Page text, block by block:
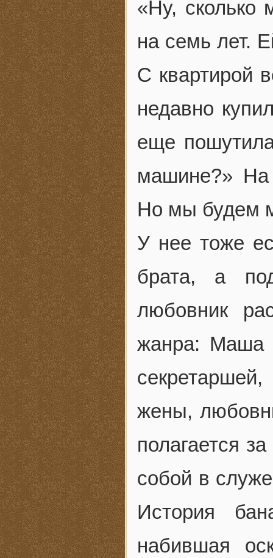
«Ну, сколько
на семь лет.
С квартирой
недавно
еще
машине?» На
Но мы будем
У нее тоже
брата, а
любовник
жанра: Маша
жены,
полагается
собой в
История
набившая